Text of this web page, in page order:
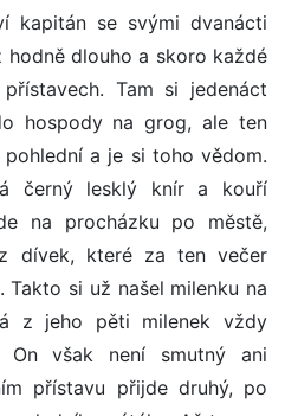
kapitán se svými dvanácti
hodně dlouho a skoro každé
Tam si jedenáct
hospody na grog, ale ten
a je si toho vědom.
černý lesklý knír a kouří
na procházku po městě,
dívek, které za ten večer
si už našel milenku na
z jeho pěti milenek vždy
však není smutný ani
přístavu přijde druhý, po